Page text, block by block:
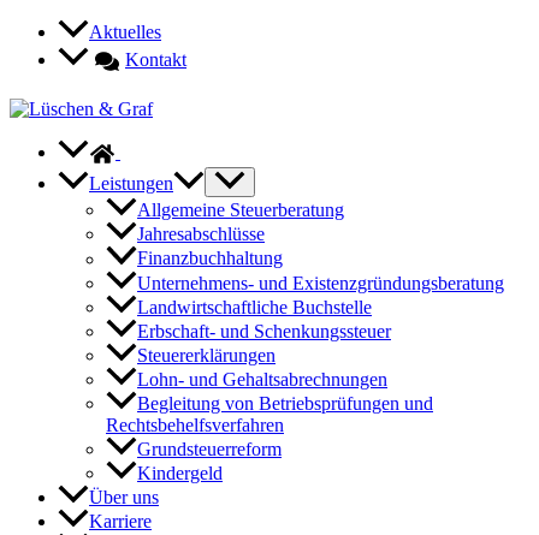
Zum
springen
Aktuelles
Kontakt
Leistungen
Allgemeine Steuerberatung
Jahresabschlüsse
Finanzbuchhaltung
Unternehmens- und Existenzgründungsberatung
Landwirtschaftliche Buchstelle
Erbschaft- und Schenkungssteuer
Steuererklärungen
Lohn- und Gehaltsabrechnungen
Begleitung von Betriebsprüfungen und
Rechtsbehelfsverfahren
Grundsteuerreform
Kindergeld
Über uns
Karriere